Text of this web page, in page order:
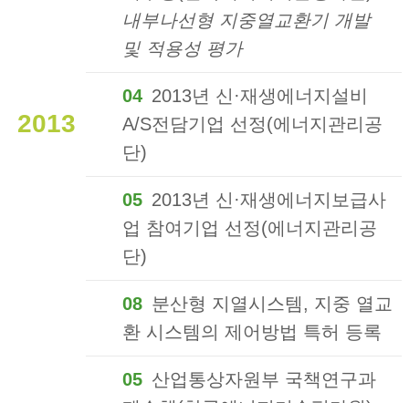
내부나선형 지중열교환기 개발
및 적용성 평가
2013
04 2013년 신·재생에너지설비
A/S전담기업 선정(에너지관리공
단)
05 2013년 신·재생에너지보급사
업 참여기업 선정(에너지관리공
단)
08 분산형 지열시스템, 지중 열교
환 시스템의 제어방법 특허 등록
05 산업통상자원부 국책연구과